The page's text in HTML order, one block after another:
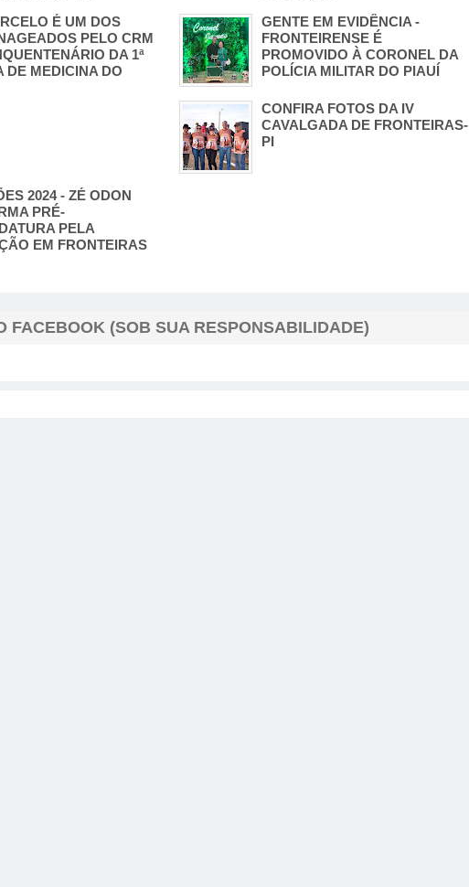
É UM DOS
PELO CRM
DA 1ª
DE MEDICINA DO
GENTE EM EVIDÊNCIA -
FRONTEIRENSE É
PROMOVIDO À CORONEL DA
POLÍCIA MILITAR DO PIAUÍ
CONFIRA FOTOS DA IV
CAVALGADA DE FRONTEIRAS-
PI
2024 - ZÉ ODON
PRÉ-
PELA
EM FRONTEIRAS
FACEBOOK (SOB SUA RESPONSABILIDADE)